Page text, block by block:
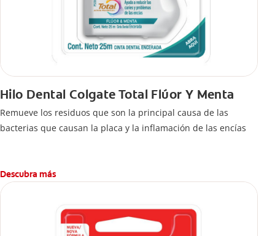
Hilo Dental Colgate Total Flúor Y Menta
Remueve los residuos que son la principal causa de las
bacterias que causan la placa y la inflamación de las encías
Descubra más